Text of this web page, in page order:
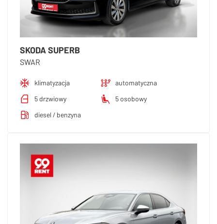
SKODA SUPERB
SWAR
klimatyzacja
automatyczna
5 drzwiowy
5 osobowy
diesel / benzyna